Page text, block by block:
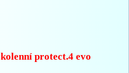
protect.4 evo